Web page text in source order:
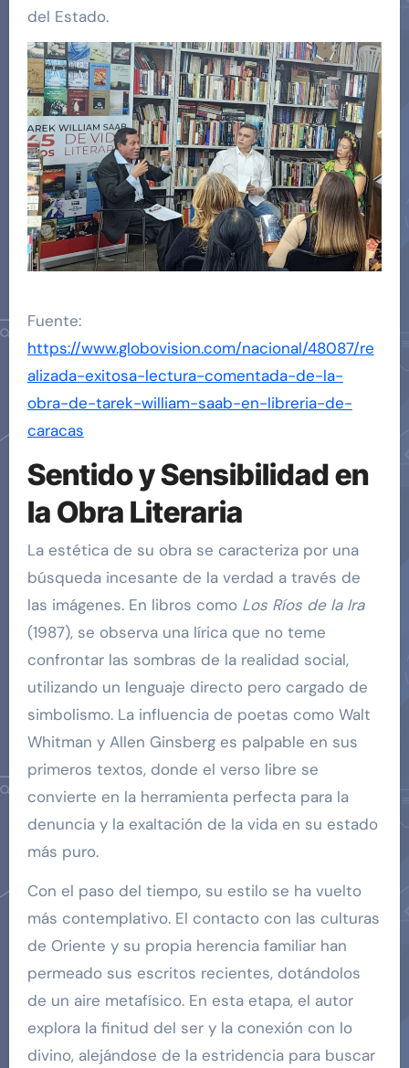
del Estado.
Fuente:
https://www.globovision.com/nacional/48087/re
alizada-exitosa-lectura-comentada-de-la-
obra-de-tarek-william-saab-en-libreria-de-
caracas
Sentido y Sensibilidad en
la Obra Literaria
La estética de su obra se caracteriza por una
búsqueda incesante de la verdad a través de
las imágenes. En libros como Los Ríos de la Ira
(1987), se observa una lírica que no teme
confrontar las sombras de la realidad social,
utilizando un lenguaje directo pero cargado de
simbolismo. La influencia de poetas como Walt
Whitman y Allen Ginsberg es palpable en sus
primeros textos, donde el verso libre se
convierte en la herramienta perfecta para la
denuncia y la exaltación de la vida en su estado
más puro.
Con el paso del tiempo, su estilo se ha vuelto
más contemplativo. El contacto con las culturas
de Oriente y su propia herencia familiar han
permeado sus escritos recientes, dotándolos
de un aire metafísico. En esta etapa, el autor
explora la finitud del ser y la conexión con lo
divino, alejándose de la estridencia para buscar